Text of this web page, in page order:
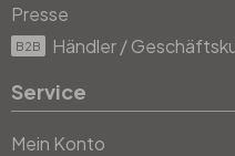
Presse
B2B Händler /
Service
Mein Konto